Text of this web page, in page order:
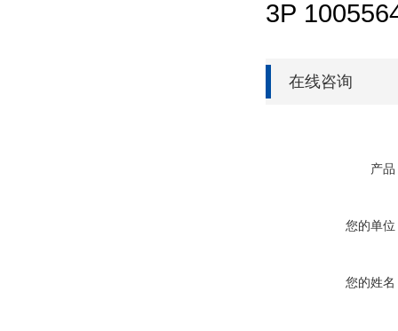
3P
在线咨询
产品
您的单位
您的姓名